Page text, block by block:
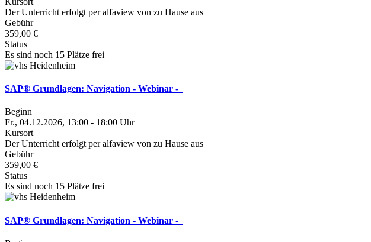
Der Unterricht erfolgt per alfaview von zu Hause aus
Gebühr
359,00 €
Status
Es sind noch 15 Plätze frei
SAP® Grundlagen: Navigation - Webinar -
Beginn
Fr., 04.12.2026, 13:00 - 18:00 Uhr
Kursort
Der Unterricht erfolgt per alfaview von zu Hause aus
Gebühr
359,00 €
Status
Es sind noch 15 Plätze frei
SAP® Grundlagen: Navigation - Webinar -